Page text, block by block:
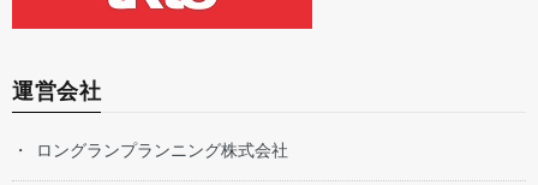
運営会社
ロングランプランニング株式会社